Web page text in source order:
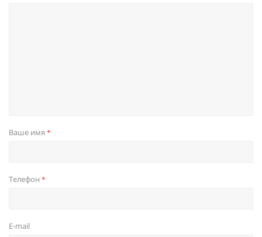
Ваше имя *
Телефон *
E-mail